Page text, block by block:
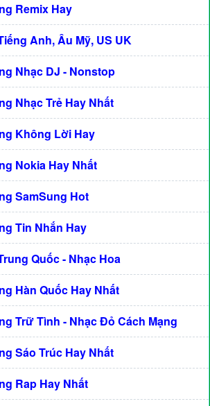
Remix Hay
Anh, Âu Mỹ, US UK
Nhạc DJ - Nonstop
Nhạc Trẻ Hay Nhất
Không Lời Hay
Nokia Hay Nhất
SamSung Hot
Tin Nhắn Hay
Quốc - Nhạc Hoa
Hàn Quốc Hay Nhất
Trữ Tình - Nhạc Đỏ Cách Mạng
Sáo Trúc Hay Nhất
Rap Hay Nhất